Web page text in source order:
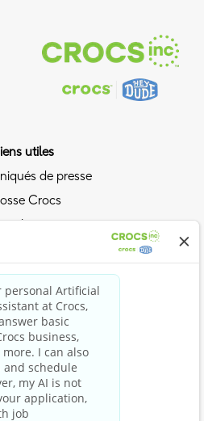
utiles
de presse
Crocs
les investisseurs
la vague Crocs
le Crocs Club
maintenant
des Crocs
HEYDUDE